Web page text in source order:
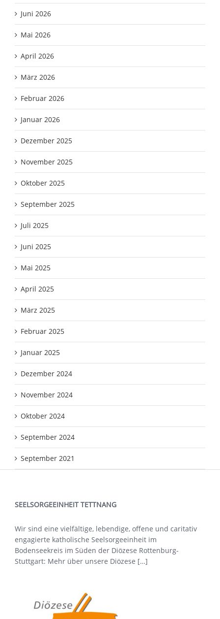
Juni 2026
Mai 2026
April 2026
März 2026
Februar 2026
Januar 2026
Dezember 2025
November 2025
Oktober 2025
September 2025
Juli 2025
Juni 2025
Mai 2025
April 2025
März 2025
Februar 2025
Januar 2025
Dezember 2024
November 2024
Oktober 2024
September 2024
September 2021
SEELSORGEEINHEIT TETTNANG
Wir sind eine vielfältige, lebendige, offene und caritativ
engagierte katholische Seelsorgeeinheit im
Bodenseekreis im Süden der Diözese Rottenburg-
Stuttgart: Mehr über unsere Diözese […]